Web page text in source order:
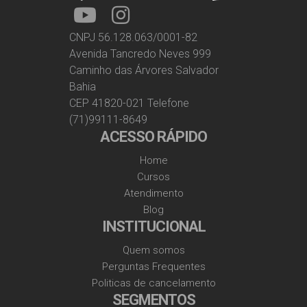
CNPJ 56.128.063/0001-82
Avenida Tancredo Neves 999
Caminho das Árvores Salvador
Bahia
CEP 41820-021 Telefone
(71)99111-8649
ACESSO RÁPIDO
Home
Cursos
Atendimento
Blog
INSTITUCIONAL
Quem somos
Perguntas Frequentes
Politicas de cancelamento
SEGMENTOS